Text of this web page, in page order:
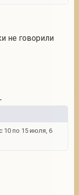
не говорили
10 по 15 июля, 6